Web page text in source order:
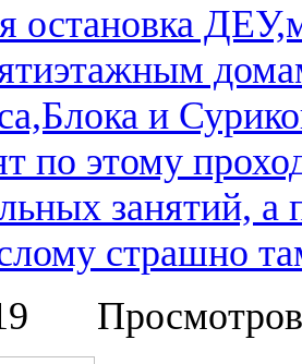
остановка
и
по этому
занятий,
страшно